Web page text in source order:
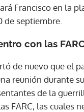
Francisco en la
de septiembre.
con las
de nuevo que el
reunión durante
de la
FARC, las cuales